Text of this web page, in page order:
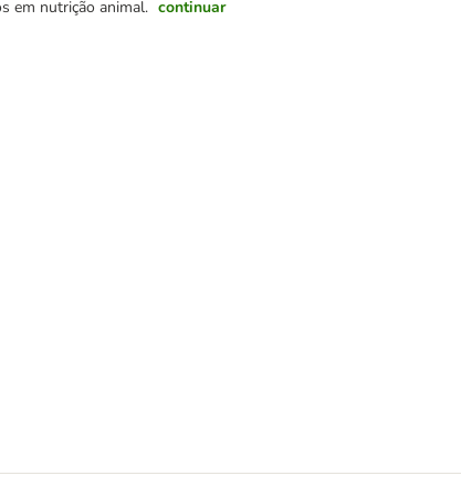
em nutrição animal. continuar